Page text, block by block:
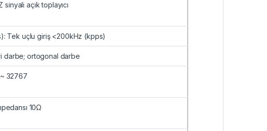
sinyali açık toplayıcı
Tek uçlu giriş <200kHz (kpps)
darbe; ortogonal darbe
32767
10Ω